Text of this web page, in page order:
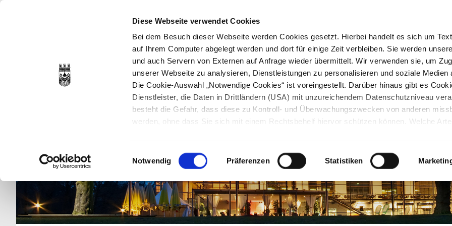
Diese Webseite verwendet Cookies
Bei dem Besuch dieser Webseite werden Cookies gesetzt. Hierbei handelt es sich um
auf Ihrem Computer abgelegt werden und dort für einige Zeit verbleiben. Sie werden
und auch Servern von Externen auf Anfrage wieder übermittelt. Wir verwenden sie, um
unserer Webseite zu analysieren, Dienstleistungen zu personalisieren und soziale Medien
Die Cookie-Auswahl „Notwendige Cookies“ ist voreingestellt. Darüber hinaus gibt es
Dienstleister, die Daten in Drittländern (USA) mit unzureichendem Datenschutzniveau
besteht die Gefahr, dass diese zu Kontroll- und Überwachungszwecken von anderen
werden, ohne dass Sie sich mit einem Rechtsbehelf hiervor schützen können. Welche
Datenschutzerklärung
entnehmen. Die von Ihnen getroffene Auswahl der gewünschten
jederzeit mit Wirkung für die Zukunft angepasst oder
werden.
Einwilligungsauswahl
Notwendig Präferenzen Statistiken
STARTSEITE